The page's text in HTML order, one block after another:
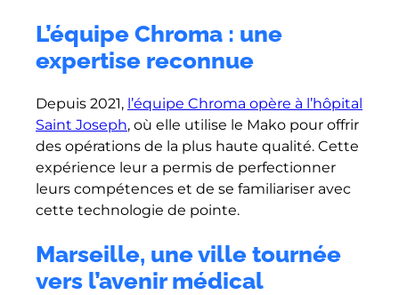
L’équipe Chroma : une
expertise reconnue
Depuis 2021, l’équipe Chroma opère à l’hôpital
Saint Joseph, où elle utilise le Mako pour offrir
des opérations de la plus haute qualité. Cette
expérience leur a permis de perfectionner
leurs compétences et de se familiariser avec
cette technologie de pointe.
Marseille, une ville tournée
vers l’avenir médical